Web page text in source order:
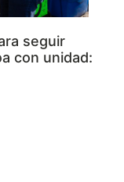
seguir
con unidad: